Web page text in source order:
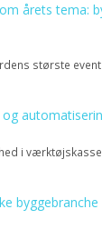
årets tema:
største
i